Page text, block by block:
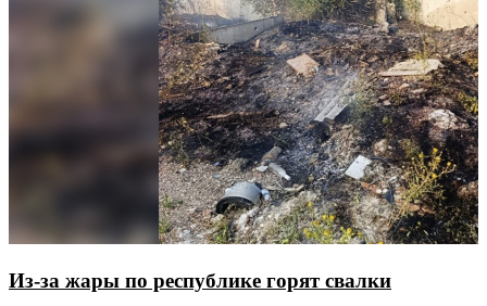
Из-за жары по республике горят свалки